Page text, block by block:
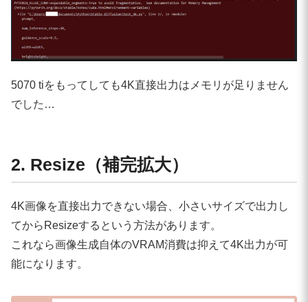
5070 tiをもってしても4K直接出力はメモリが足りません
でした…
2. Resize（補完拡大）
4K画像を直接出力できない場合、小さいサイズで出力し
てからResizeするという方法があります。
これなら画像生成自体のVRAM消費は抑えて4K出力が可
能になります。